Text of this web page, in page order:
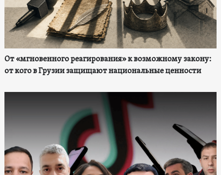
От «мгновенного реагирования» к возможному закону:
от кого в Грузии защищают национальные ценности